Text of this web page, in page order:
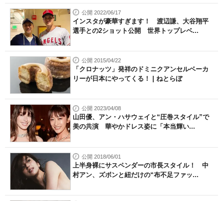
公開 2022/06/17
インスタが豪華すぎます！ 渡辺謙、大谷翔平
選手との2ショット公開 世界トップレベ...
公開 2015/04/22
「クロナッツ」発祥のドミニクアンセルベーカ
リーが日本にやってくる！ | ねとらぼ
公開 2023/04/08
山田優、アン・ハサウェイと“圧巻スタイル”で
美の共演 華やかドレス姿に「本当輝い...
公開 2018/06/01
上半身裸にサスペンダーの市長スタイル！ 中
村アン、ズボンと紐だけの“布不足ファッ...